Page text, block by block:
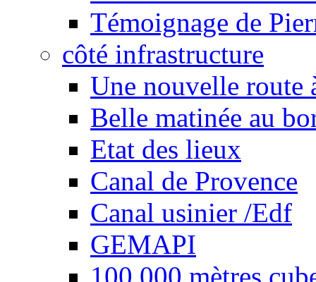
Témoignage de
côté infrastructure
Une nouvelle route
Belle matinée au
Etat des lieux
Canal de Provence
Canal usinier /Edf
GEMAPI